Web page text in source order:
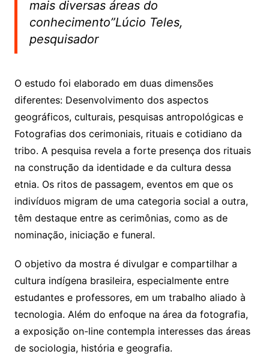
mais diversas áreas do
conhecimento”Lúcio Teles,
pesquisador
O estudo foi elaborado em duas dimensões
diferentes: Desenvolvimento dos aspectos
geográficos, culturais, pesquisas antropológicas e
Fotografias dos cerimoniais, rituais e cotidiano da
tribo. A pesquisa revela a forte presença dos rituais
na construção da identidade e da cultura dessa
etnia. Os ritos de passagem, eventos em que os
indivíduos migram de uma categoria social a outra,
têm destaque entre as cerimônias, como as de
nominação, iniciação e funeral.
O objetivo da mostra é divulgar e compartilhar a
cultura indígena brasileira, especialmente entre
estudantes e professores, em um trabalho aliado à
tecnologia. Além do enfoque na área da fotografia,
a exposição on-line contempla interesses das áreas
de sociologia, história e geografia.